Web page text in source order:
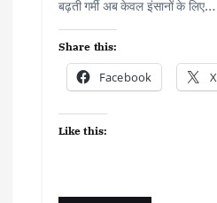
बढ़ती गर्मी अब केवल इंसानों के लिए…
Share this:
Facebook X
Like this: